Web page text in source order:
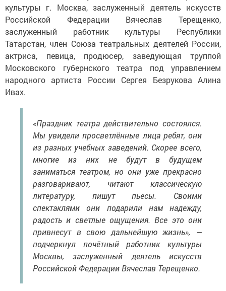
культуры г. Москва, заслуженный деятель искусств
Российской Федерации Вячеслав Терещенко,
заслуженный работник культуры Республики
Татарстан, член Союза театральных деятелей России,
актриса, певица, продюсер, заведующая труппой
Московского губернского театра под управлением
народного артиста России Сергея Безрукова Алина
Ивах.
«Праздник театра действительно состоялся.
Мы увидели просветлённые лица ребят, они
из разных учебных заведений. Скорее всего,
многие из них не будут в будущем
заниматься театром, но они уже прекрасно
разговаривают, читают классическую
литературу, пишут пьесы. Своими
спектаклями они подарили нам надежду,
радость и светлые ощущения. Все это они
привнесут в свою дальнейшую жизнь», —
подчеркнул почётный работник культуры
Москвы, заслуженный деятель искусств
Российской Федерации Вячеслав Терещенко.